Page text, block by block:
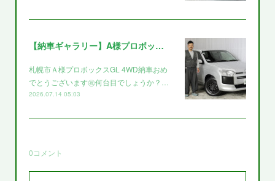
【納車ギャラリー】A様プロボックス～～
札幌市Ａ様プロボックスGL 4WD納車おめ
でとうございます㊗️何台目でしょうか？…
2026.07.14 05:03
0コメント